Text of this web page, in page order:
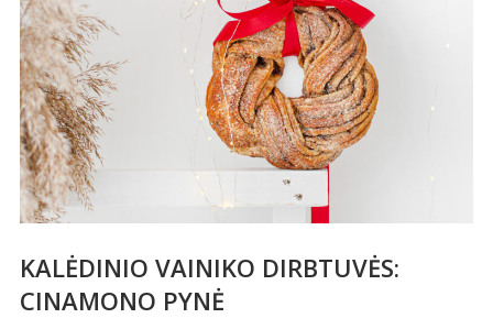
KALĖDINIO VAINIKO DIRBTUVĖS:
CINAMONO PYNĖ